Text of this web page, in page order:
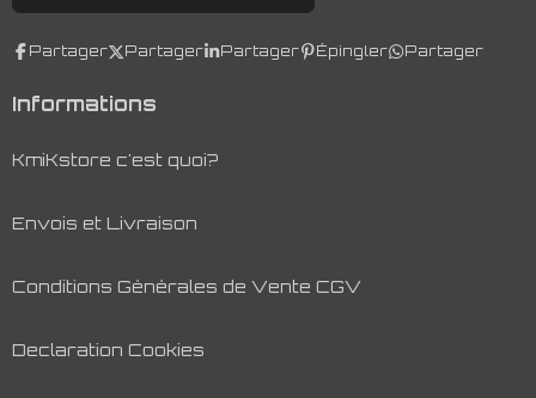
Partager Partager Partager Épingler Partager
Informations
KmiKstore c'est quoi?
Envois et Livraison
Conditions Générales de Vente CGV
Declaration Cookies